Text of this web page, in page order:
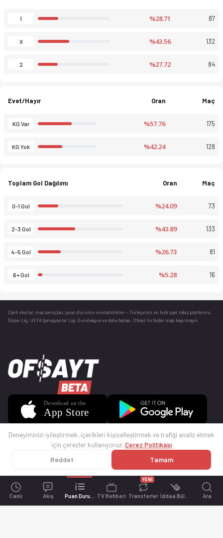
Canlı Akış TV Rehberi Transferler
YENİ
Ara
1 %28.71 87
X %43.56 132
2 %27.72 84
Evet/Hayır Oran Maç
KG Var %57.76 175
KG Yok %42.24 128
Toplam Gol Dağılımı Oran Maç
0-1 Gol %24.09 73
2-3 Gol %43.89 133
4-5 Gol %26.73 81
6+ Gol %5.28 16
Canlı skorlar , maç sonuçları, puan durumu ve istatistikler — Türkiye’nin en hızlı spor takip platformu.
Süper Lig, UEFA Şampiyonlar Ligi, Euroleague ve daha fazlası. Ofsayt ile hiçbir maçı kaçırmayın.
© 2025 Ofsayt
Deneyiminizi iyileştirmek, içerikleri kişiselleştirmek ve trafiği analiz etmek
için çerezler kullanıyoruz. Çerez Politikası
Reddet Tamam